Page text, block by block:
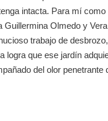
intacta. Para mí
Guillermina Olmedo y
trabajo de
logra que ese jardín
del olor penetrante